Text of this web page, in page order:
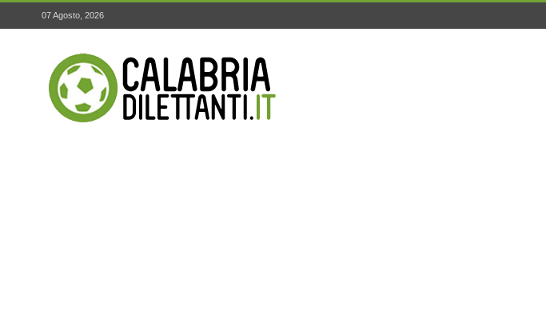
07 Agosto, 2026